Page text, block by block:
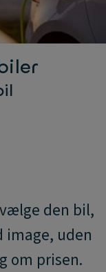
den bil,
uden
om prisen.